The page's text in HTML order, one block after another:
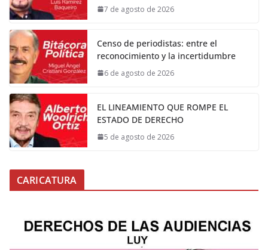
7 de agosto de 2026
Censo de periodistas: entre el
reconocimiento y la incertidumbre
6 de agosto de 2026
EL LINEAMIENTO QUE ROMPE EL
ESTADO DE DERECHO
5 de agosto de 2026
CARICATURA